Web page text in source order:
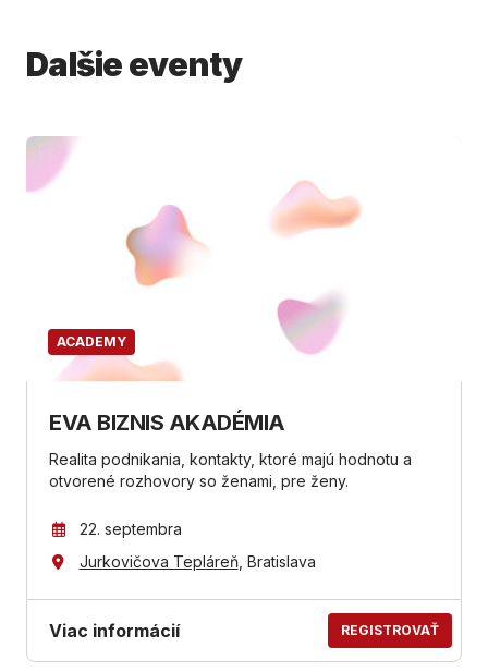
Dalšie eventy
ACADEMY
EVA BIZNIS AKADÉMIA
Realita podnikania, kontakty, ktoré majú hodnotu a
otvorené rozhovory so ženami, pre ženy.
22. septembra
Jurkovičova Tepláreň, Bratislava
Viac informácií REGISTROVAŤ